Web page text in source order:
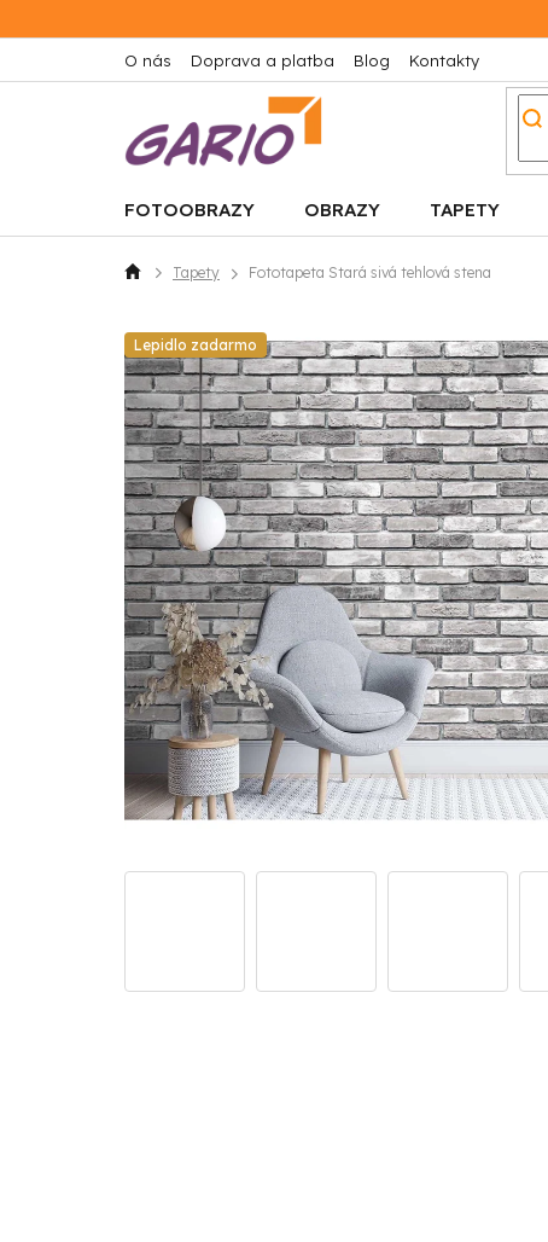
na
O nás Doprava a platba Blog Kontakty
FOTOOBRAZY OBRAZY TAPETY
DomovTapety Fototapeta Stará sivá tehlová stena
Lepidlo zadarmo